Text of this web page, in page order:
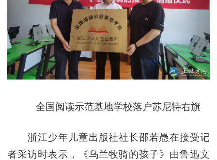
全国阅读示范基地学校落户苏尼特右旗
浙江少年儿童出版社社长邵若愚在接受记
者采访时表示，《乌兰牧骑的孩子》由鲁迅文